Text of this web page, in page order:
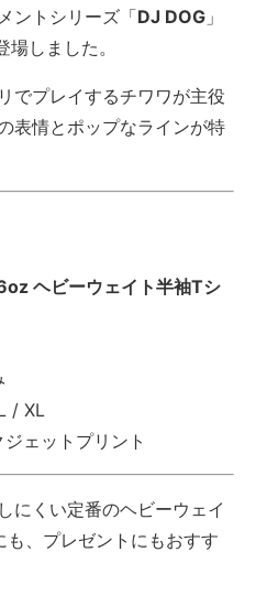
ントシリーズ「DJ DOG 」
場しました。
でプレイするチワワが主役
表情とポップなラインが特
ヘビーウェイト半袖Tシ
/ XL
ェットプリント
にくい定番のヘビーウェイ
も、プレゼントにもおすす